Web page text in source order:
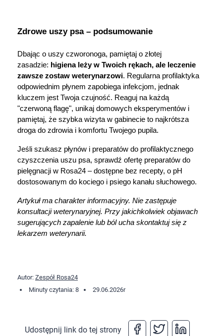
Zdrowe uszy psa – podsumowanie
Dbając o uszy czworonoga, pamiętaj o złotej
zasadzie: higiena leży w Twoich rękach, ale leczenie
zawsze zostaw weterynarzowi. Regularna profilaktyka
odpowiednim płynem zapobiega infekcjom, jednak
kluczem jest Twoja czujność. Reaguj na każdą
"czerwoną flagę", unikaj domowych eksperymentów i
pamiętaj, że szybka wizyta w gabinecie to najkrótsza
droga do zdrowia i komfortu Twojego pupila.
Jeśli szukasz płynów i preparatów do profilaktycznego
czyszczenia uszu psa, sprawdź ofertę preparatów do
pielęgnacji w Rosa24 – dostępne bez recepty, o pH
dostosowanym do kociego i psiego kanału słuchowego.
Artykuł ma charakter informacyjny. Nie zastępuje
konsultacji weterynaryjnej. Przy jakichkolwiek objawach
sugerujących zapalenie lub ból ucha skontaktuj się z
lekarzem weterynarii.
Autor: Zespół Rosa24
Minuty czytania: 8
29.06.2026r
Udostępnij link do tej strony